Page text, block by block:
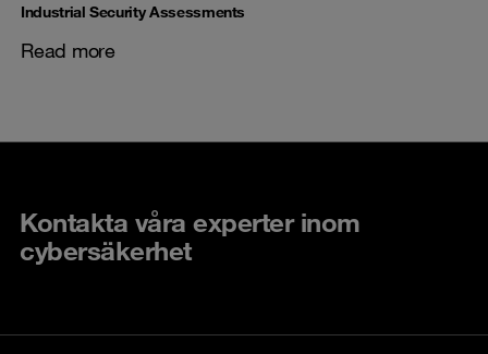
Industrial Security Assessments
Read more
Kontakta våra experter inom
cybersäkerhet